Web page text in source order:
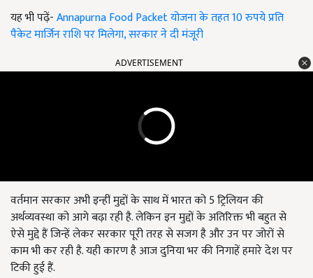
यह भी पढ़ें-Annapurna Food Packet योजना के तहत 10 रुपये प्रति
पैकेट मार्जिन राशि पर मिलेगा, सरकार ने दी मंजूरी
ADVERTISEMENT
वर्तमान सरकार अभी इन्हीं मुद्दों के साथ में भारत को 5 ट्रिलियन की
अर्थव्यवस्था को आगे बढ़ा रही है. लेकिन इन मुद्दों के अतिरिक्त भी बहुत से
ऐसे मुद्दे हैं जिन्हें लेकर सरकार पूरी तरह से सजग है और उन पर जोरों से
काम भी कर रही है. यही कारण है आज दुनिया भर की निगाहें हमारे देश पर
टिकी हुई हैं.